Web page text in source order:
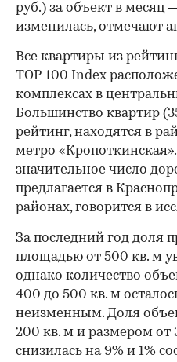
руб.) за объект в месяц
изменилась, отмечают
Все квартиры из
TOP-100 Index
комплексах в
Большинство квартир
рейтинг, находятся в
метро
значительное число
предлагается в
районах, говорится в
За последний год доля
площадью от 500 кв. м
однако количество
400 до 500 кв. м
неизменным. Доля
200 кв. м и размером от
снизилась на 9% и 1%